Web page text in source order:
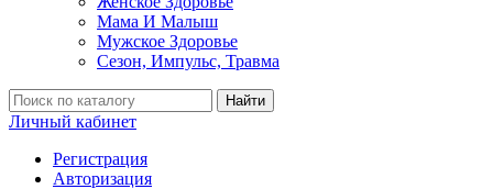
Мама И Малыш
Мужское Здоровье
Сезон, Импульс, Травма
Найти
Личный кабинет
Регистрация
Авторизация